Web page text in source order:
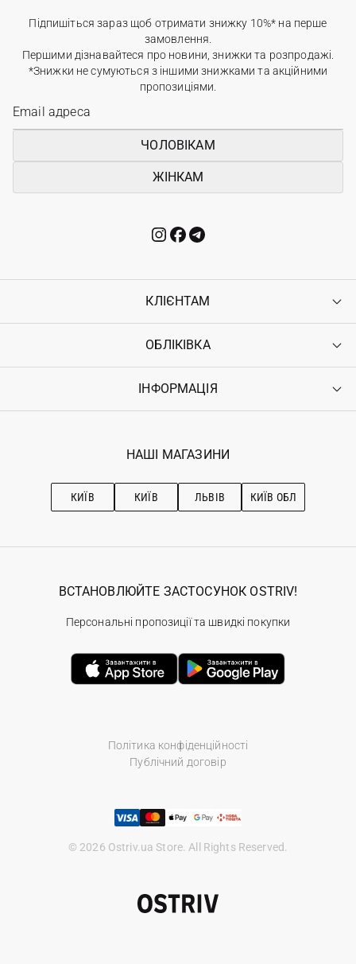
Підпишіться зараз щоб отримати знижку 10%* на перше
замовлення.
Першими дізнавайтеся про новини, знижки та розпродажі.
*Знижки не сумуються з іншими знижками та акційними
пропозиціями.
ЧОЛОВІКАМ
ЖІНКАМ
КЛІЄНТАМ
Контакти
Повернення
Гарантія
ОБЛІКІВКА
Увійти
Ostriv Club+
ІНФОРМАЦІЯ
Наші магазини
Рекомендації з догляду
НАШІ МАГАЗИНИ
КИЇВ КИЇВ ЛЬВІВ КИЇВ ОБЛ
Політика конфіденційності
Публічний договір
© 2026 Ostriv.ua Store. All Rights Reserved.
ВСТАНОВЛЮЙТЕ ЗАСТОСУНОК OSTRIV!
Персональні пропозиції та швидкі покупки